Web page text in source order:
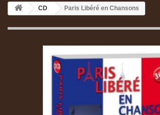
CD Paris Libéré en Chansons